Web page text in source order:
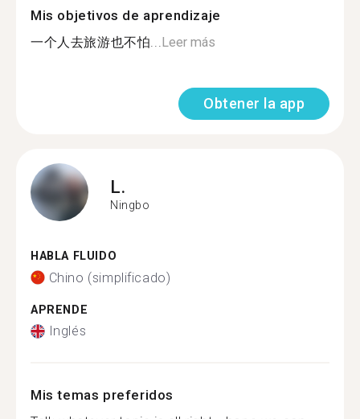
Mis objetivos de aprendizaje
一个人去旅游也不怕...Leer más
Obtener la app
L.
Ningbo
HABLA FLUIDO
Chino (simplificado)
APRENDE
Inglés
Mis temas preferidos